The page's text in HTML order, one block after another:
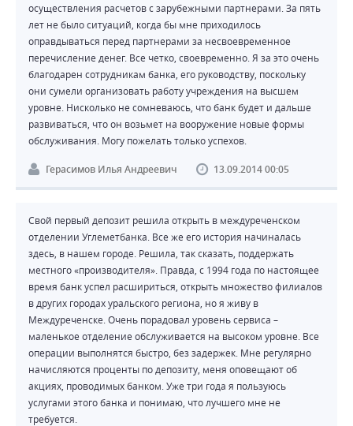
осуществления расчетов с зарубежными партнерами. За пять
лет не было ситуаций, когда бы мне приходилось
оправдываться перед партнерами за несвоевременное
перечисление денег. Все четко, своевременно. Я за это очень
благодарен сотрудникам банка, его руководству, поскольку
они сумели организовать работу учреждения на высшем
уровне. Нисколько не сомневаюсь, что банк будет и дальше
развиваться, что он возьмет на вооружение новые формы
обслуживания. Могу пожелать только успехов.
Герасимов Илья Андреевич 13.09.2014 00:05
Свой первый депозит решила открыть в междуреченском
отделении Углеметбанка. Все же его история начиналась
здесь, в нашем городе. Решила, так сказать, поддержать
местного «производителя». Правда, с 1994 года по настоящее
время банк успел расшириться, открыть множество филиалов
в других городах уральского региона, но я живу в
Междуреченске. Очень порадовал уровень сервиса –
маленькое отделение обслуживается на высоком уровне. Все
операции выполнятся быстро, без задержек. Мне регулярно
начисляются проценты по депозиту, меня оповещают об
акциях, проводимых банком. Уже три года я пользуюсь
услугами этого банка и понимаю, что лучшего мне не
требуется.